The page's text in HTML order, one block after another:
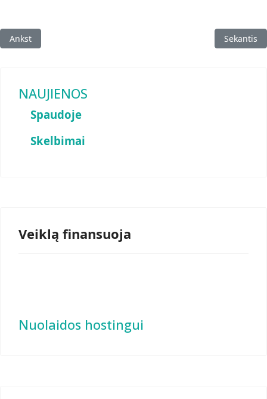
Ankstesnis straipsnis: Lietuvos rinkos dalyvių požiūris į
Ankst Kitas
Sekantis
NAUJIENOS
Spaudoje
Skelbimai
Veiklą finansuoja
Nuolaidos hostingui